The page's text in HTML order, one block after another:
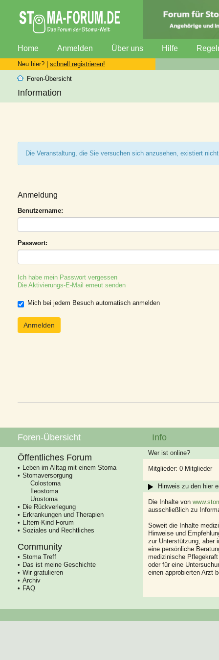
Home Anmelden Über uns Hilfe
Neu hier? | schnell registrieren!
Foren-Übersicht
Information
Die Veranstaltung, die Sie versuchen sich anzusehen, existiert
Anmeldung
Benutzername:
Passwort:
Ich habe mein Passwort vergessen
Die Aktivierungs-E-Mail erneut senden
Mich bei jedem Besuch automatisch anmelden
Foren-Übersicht
Öffentliches Forum
Leben im Alltag mit einem Stoma
Stomaversorgung
Colostoma
Ileostoma
Urostoma
Die Rückverlegung
Erkrankungen und Therapien
Eltern-Kind Forum
Soziales und Rechtliches
Community
Stoma Treff
Das ist meine Geschichte
Wir gratulieren
Archiv
FAQ
Info
Wer ist online?
Mitglieder: 0 Mitglieder
Hinweis zu den hier
Die Inhalte von
ausschließlich zu
Soweit die Inhalte
Hinweise und
zur Unterstützung, aber
eine persönliche
medizinische
oder für eine
einen approbierten Arzt